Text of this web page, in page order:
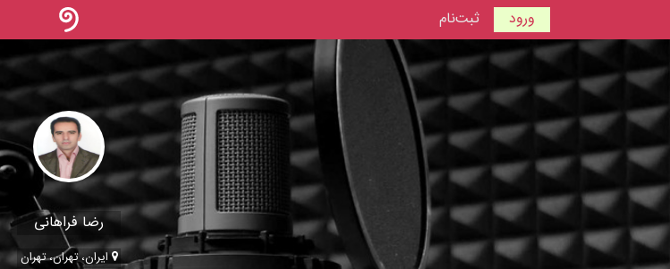
ورود ثبت‌نام
رضا فراهانی
ایران، تهران، تهران